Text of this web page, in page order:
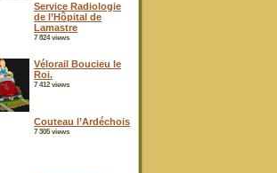
Service Radiologie
de l’Hôpital de
Lamastre
7 824 views
Vélorail Boucieu le
Roi.
7 412 views
Couteau l’Ardéchois
7 305 views